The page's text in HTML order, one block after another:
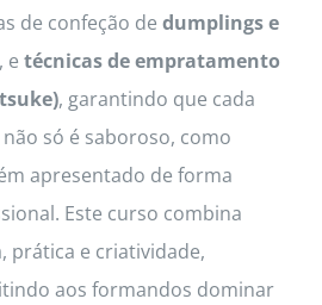
de confeção de dumplings e
, e técnicas de empratamento
, garantindo que cada
só é saboroso, como
apresentado de forma
Este curso combina
prática e criatividade,
aos formandos dominar